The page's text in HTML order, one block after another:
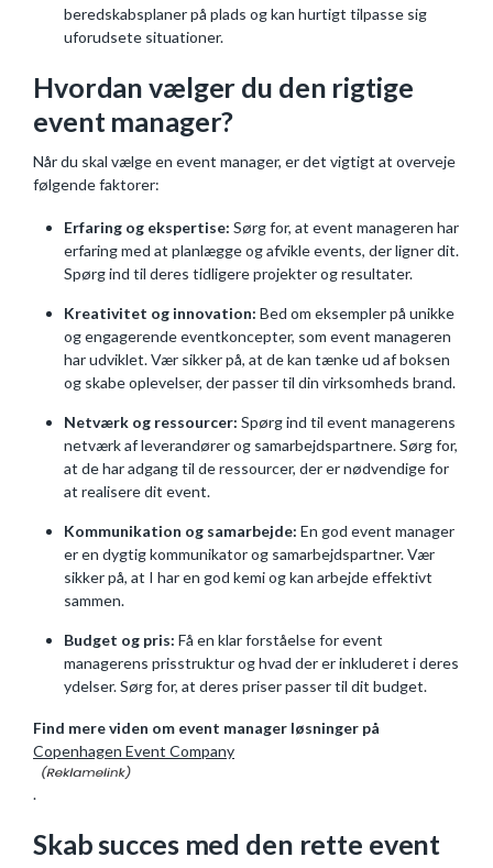
beredskabsplaner på plads og kan hurtigt tilpasse sig
uforudsete situationer.
Hvordan vælger du den rigtige
event manager?
Når du skal vælge en event manager, er det vigtigt at overveje
følgende faktorer:
Erfaring og ekspertise: Sørg for, at event manageren har
erfaring med at planlægge og afvikle events, der ligner dit.
Spørg ind til deres tidligere projekter og resultater.
Kreativitet og innovation: Bed om eksempler på unikke
og engagerende eventkoncepter, som event manageren
har udviklet. Vær sikker på, at de kan tænke ud af boksen
og skabe oplevelser, der passer til din virksomheds brand.
Netværk og ressourcer: Spørg ind til event managerens
netværk af leverandører og samarbejdspartnere. Sørg for,
at de har adgang til de ressourcer, der er nødvendige for
at realisere dit event.
Kommunikation og samarbejde: En god event manager
er en dygtig kommunikator og samarbejdspartner. Vær
sikker på, at I har en god kemi og kan arbejde effektivt
sammen.
Budget og pris: Få en klar forståelse for event
managerens prisstruktur og hvad der er inkluderet i deres
ydelser. Sørg for, at deres priser passer til dit budget.
Find mere viden om event manager løsninger på
Copenhagen Event Company
.
Skab succes med den rette event